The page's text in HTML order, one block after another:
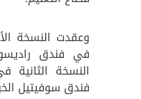
في فندق
فندق سوفيتيل